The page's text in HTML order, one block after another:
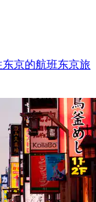
东京的航班东京旅